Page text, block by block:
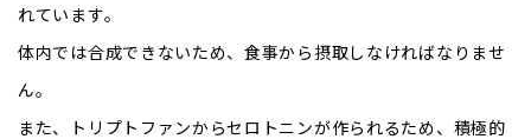
れています。
体内では合成できないため、食事から摂取しなければなりませ
ん。
また、トリプトファンからセロトニンが作られるため、積極的